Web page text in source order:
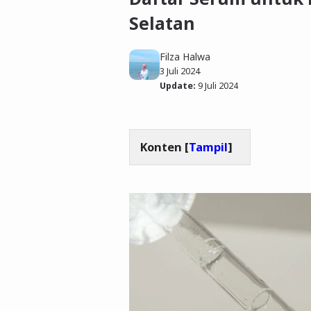
Selatan
Filza Halwa
3 Juli 2024
Update: 9 Juli 2024
Konten [Tampil]